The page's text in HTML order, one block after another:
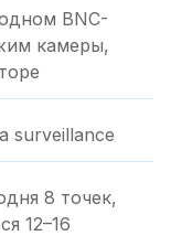
BNC-
камеры,
surveillance
8 точек,
12–16